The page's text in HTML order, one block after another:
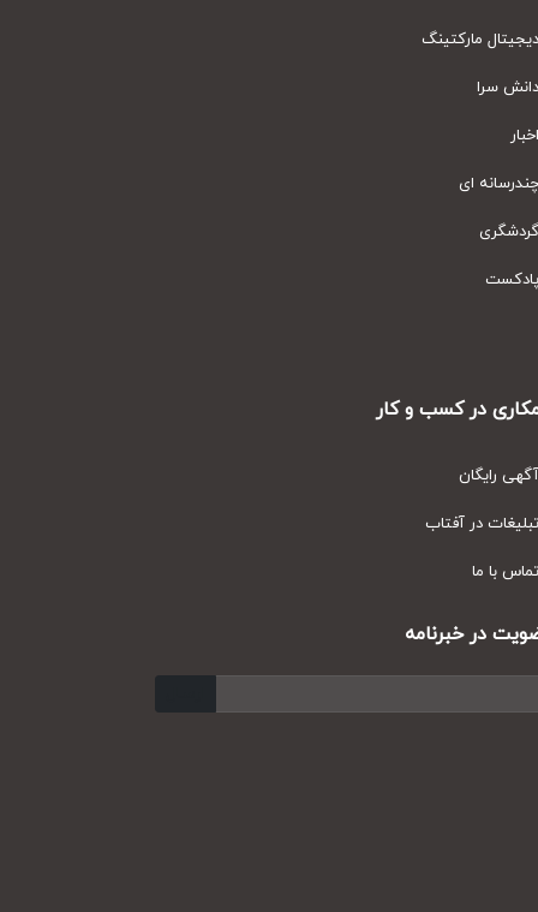
مارکتینگ
سرا
ای
در کسب و کار
رایگان
در آفتاب
با ما
در خبرنامه